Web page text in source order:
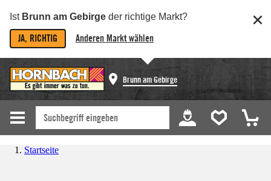
Ist Brunn am Gebirge der richtige Markt?
JA, RICHTIG Anderen Markt wählen
Brunn am Gebirge
Startseite